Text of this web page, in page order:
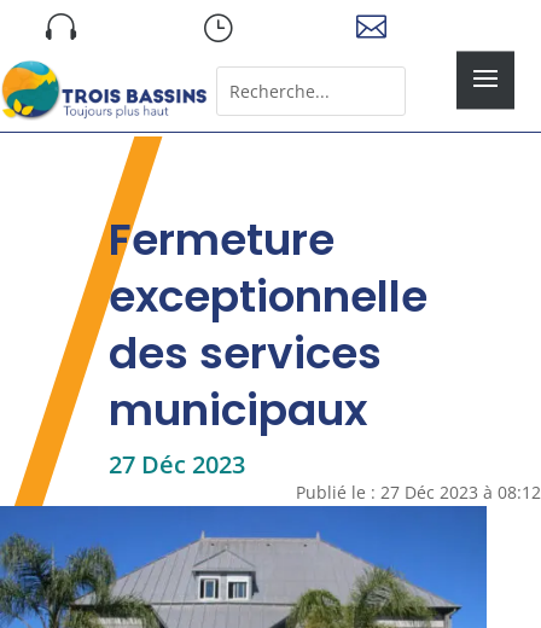
 } 
for...
Fermeture
exceptionnelle
des services
municipaux
27 Déc 2023
Publié le : 27 Déc 2023 à 08:12